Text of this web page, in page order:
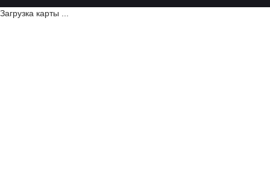
Загрузка карты ...